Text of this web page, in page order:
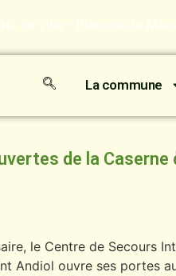
de ville - Place de la
La commune
de la Caserne
le Centre de Secours
Andiol ouvre ses portes